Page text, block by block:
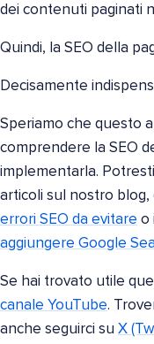
dei contenuti paginati
Quindi, la SEO della
Decisamente
Speriamo che questo
comprendere la SEO
implementarla.
articoli sul nostro blog,
errori SEO da evitare o
aggiungere Google
Se hai trovato utile
canale YouTube.
anche seguirci su X